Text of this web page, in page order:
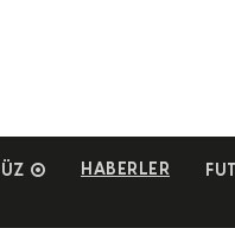
HABERLER